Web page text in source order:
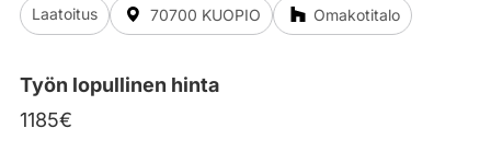
Laatoitus 70700 KUOPIO Omakotitalo
Työn lopullinen hinta
1185€